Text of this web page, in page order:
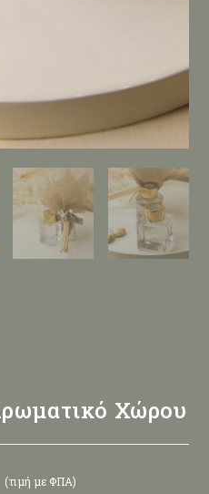
Χώρου
(τιμή με ΦΠΑ)